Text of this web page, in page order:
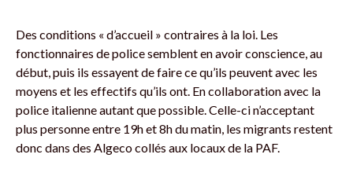
Des conditions « d’accueil » contraires à la loi. Les
fonctionnaires de police semblent en avoir conscience, au
début, puis ils essayent de faire ce qu’ils peuvent avec les
moyens et les effectifs qu’ils ont. En collaboration avec la
police italienne autant que possible. Celle-ci n’acceptant
plus personne entre 19h et 8h du matin, les migrants restent
donc dans des Algeco collés aux locaux de la PAF.